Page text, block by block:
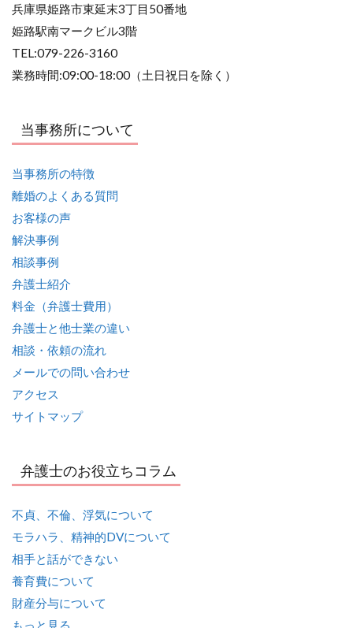
兵庫県姫路市東延末3丁目50番地
姫路駅南マークビル3階
TEL:079-226-3160
業務時間:09:00-18:00（土日祝日を除く）
当事務所について
当事務所の特徴
離婚のよくある質問
お客様の声
解決事例
相談事例
弁護士紹介
料金（弁護士費用）
弁護士と他士業の違い
相談・依頼の流れ
メールでの問い合わせ
アクセス
サイトマップ
弁護士のお役立ちコラム
不貞、不倫、浮気について
モラハラ、精神的DVについて
相手と話ができない
養育費について
財産分与について
もっと見る